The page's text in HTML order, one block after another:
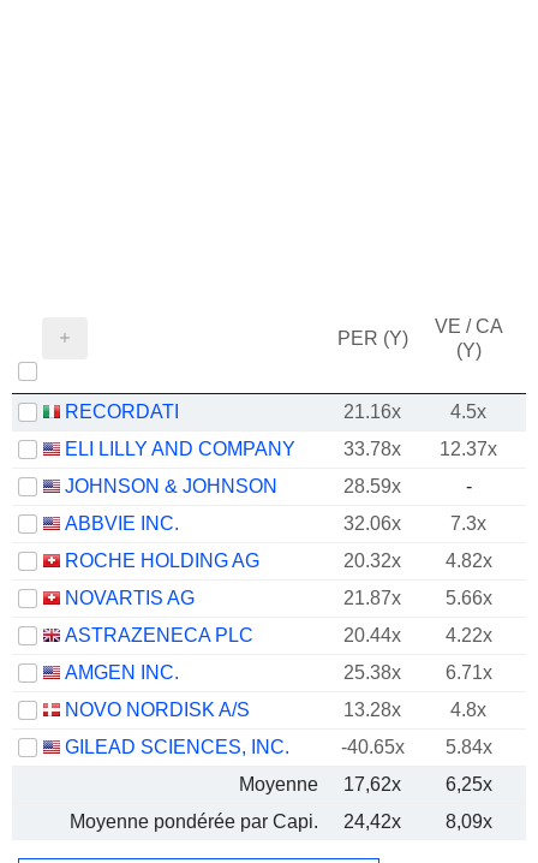
PER (Y)
VE / CA
(Y)
RECORDATI 21.16x 4.5x
ELI LILLY AND COMPANY
33.78x 12.37x
JOHNSON & JOHNSON
28.59x
-
ABBVIE INC.
32.06x 7.3x
ROCHE HOLDING AG
20.32x 4.82x
NOVARTIS AG
21.87x 5.66x
ASTRAZENECA PLC
20.44x 4.22x
AMGEN INC.
25.38x 6.71x
NOVO NORDISK A/S
13.28x 4.8x
GILEAD SCIENCES, INC.
-40.65x 5.84x
Moyenne
17,62x 6,25x
Moyenne pondérée par Capi.
24,42x 8,09x